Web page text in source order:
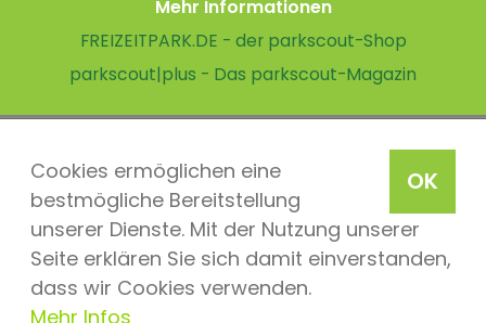
OK
Cookies ermöglichen eine
bestmögliche Bereitstellung
unserer Dienste. Mit der Nutzung unserer
Seite erklären Sie sich damit einverstanden,
dass wir Cookies verwenden.
Mehr Infos
Mehr Informationen
FREIZEITPARK.DE - der parkscout-Shop
parkscout|plus - Das parkscout-Magazin
parkscout.de 2026, ein Produkt der Parkteam AG